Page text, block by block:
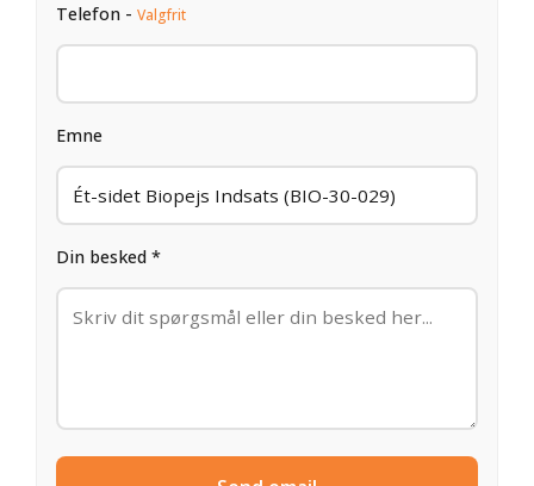
Telefon - Valgfrit
Emne
Din besked *